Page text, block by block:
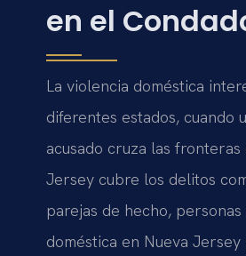
en el
La violencia doméstica
diferentes estados, cuando
acusado cruza las
Jersey cubre los delitos
parejas de hecho,
doméstica en Nueva